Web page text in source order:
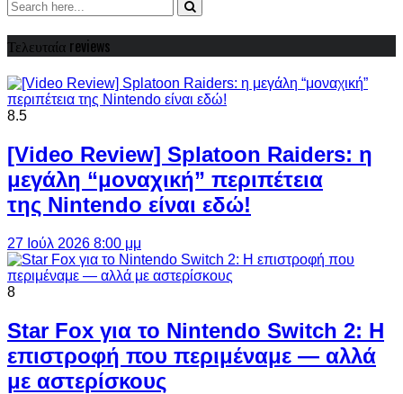
Τελευταία reviews
8.5
[Video Review] Splatoon Raiders: η
μεγάλη “μοναχική” περιπέτεια
της Nintendo είναι εδώ!
27 Ιούλ 2026 8:00 μμ
8
Star Fox για το Nintendo Switch 2: Η
επιστροφή που περιμέναμε — αλλά
με αστερίσκους